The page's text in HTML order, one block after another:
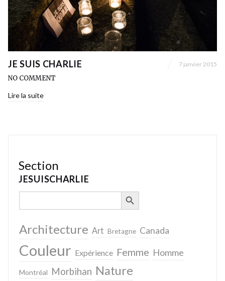
JE SUIS CHARLIE 7 janvier 2015
NO COMMENT
Lire la suite
Section
JESUISCHARLIE
Search
SEARCH BUTTON
Architecture Art Bretagne Canada
Couleur Expérience Femme Homme
Montréal Morbihan Nature